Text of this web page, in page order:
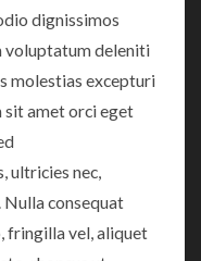
dignissimos
voluptatum deleniti
molestias excepturi
sit amet orci eget
ultricies nec,
Nulla consequat
fringilla vel, aliquet